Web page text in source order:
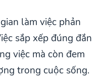
làm việc phản
sắp xếp đúng đắn
việc mà còn đem
trong cuộc sống.